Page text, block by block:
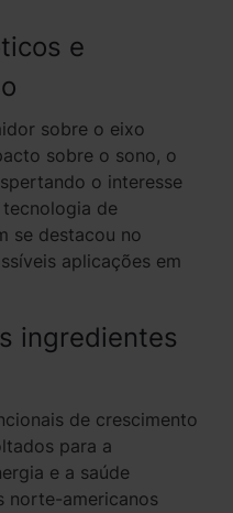
e
sobre o eixo
sobre o sono, o
o interesse
de
se destacou no
aplicações em
ingredientes
de crescimento
para a
e a saúde
norte-americanos